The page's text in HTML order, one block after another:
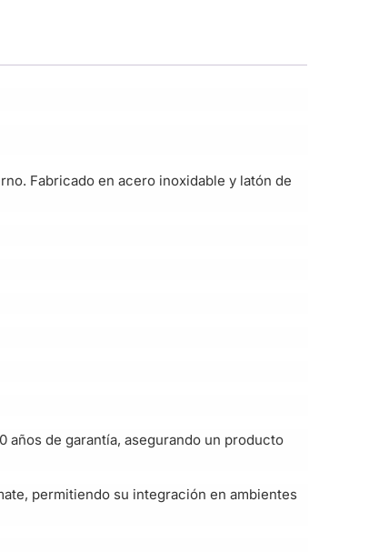
Fabricado en acero inoxidable y latón de
años de garantía, asegurando un producto
permitiendo su integración en ambientes